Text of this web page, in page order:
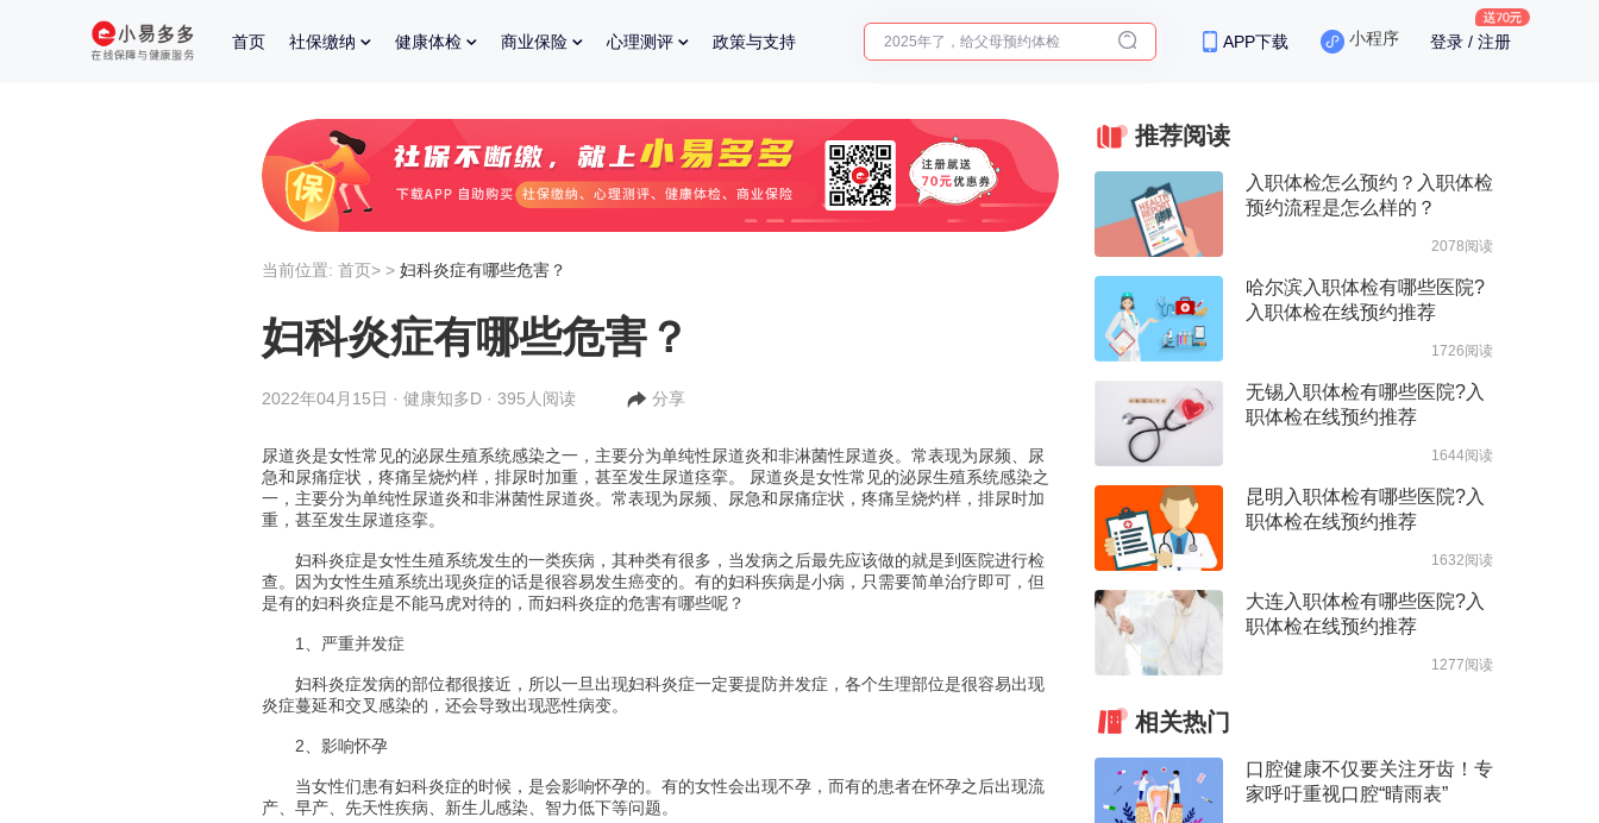
首页 社保缴纳 健康体检 商业保险 心理测评 政策与支持 体检前能吃药吗？
2025年了，给父母预约体检
APP下载 小程序 登录 / 注册
当前位置: 首页> > 妇科炎症有哪些危害？
妇科炎症有哪些危害？
2022年04月15日 · 健康知多D · 395人阅读 分享
尿道炎是女性常见的泌尿生殖系统感染之一，主要分为单纯性尿道炎和非淋菌性尿道炎。常表现为尿频、尿
急和尿痛症状，疼痛呈烧灼样，排尿时加重，甚至发生尿道痉挛。 尿道炎是女性常见的泌尿生殖系统感染之
一，主要分为单纯性尿道炎和非淋菌性尿道炎。常表现为尿频、尿急和尿痛症状，疼痛呈烧灼样，排尿时加
重，甚至发生尿道痉挛。
妇科炎症是女性生殖系统发生的一类疾病，其种类有很多，当发病之后最先应该做的就是到医院进行检
查。因为女性生殖系统出现炎症的话是很容易发生癌变的。有的妇科疾病是小病，只需要简单治疗即可，但
是有的妇科炎症是不能马虎对待的，而妇科炎症的危害有哪些呢？
1、严重并发症
妇科炎症发病的部位都很接近，所以一旦出现妇科炎症一定要提防并发症，各个生理部位是很容易出现
炎症蔓延和交叉感染的，还会导致出现恶性病变。
2、影响怀孕
当女性们患有妇科炎症的时候，是会影响怀孕的。有的女性会出现不孕，而有的患者在怀孕之后出现流
产、早产、先天性疾病、新生儿感染、智力低下等问题。
推荐阅读
入职体检怎么预约？入职体检
预约流程是怎么样的？
2078阅读
哈尔滨入职体检有哪些医院?
入职体检在线预约推荐
1726阅读
无锡入职体检有哪些医院?入
职体检在线预约推荐
1644阅读
昆明入职体检有哪些医院?入
职体检在线预约推荐
1632阅读
大连入职体检有哪些医院?入
职体检在线预约推荐
1277阅读
相关热门
口腔健康不仅要关注牙齿！专
家呼吁重视口腔“晴雨表”